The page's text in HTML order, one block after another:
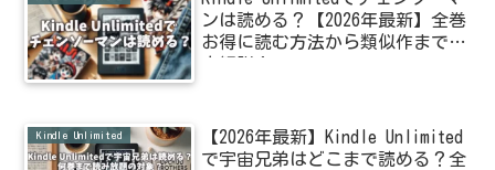
ンは読める？【2026年最新】全巻
お得に読む方法から類似作まで徹
Kindle Unlimited
【2026年最新】Kindle Unlimited
で宇宙兄弟はどこまで読める？全